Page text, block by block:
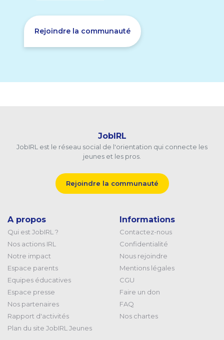
Rejoindre la communauté
JobIRL
JobIRL est le réseau social de l'orientation qui connecte les
jeunes et les pros.
Rejoindre la communauté
A propos
Qui est JobIRL ?
Nos actions IRL
Notre impact
Espace parents
Equipes éducatives
Espace presse
Nos partenaires
Rapport d'activités
Plan du site JobIRL Jeunes
Informations
Contactez-nous
Confidentialité
Nous rejoindre
Mentions légales
CGU
Faire un don
FAQ
Nos chartes